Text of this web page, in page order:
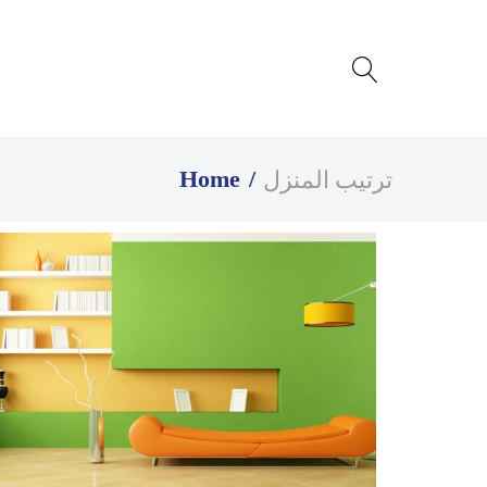
Home ترتيب المنزل